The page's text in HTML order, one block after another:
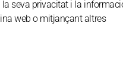
seva privacitat i la
web o mitjançant altres